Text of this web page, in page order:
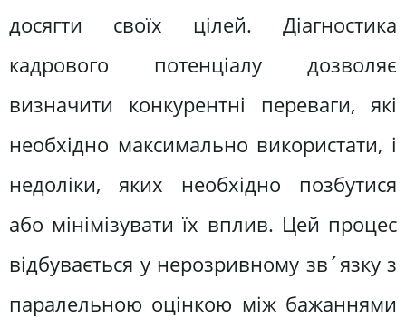
досягти своїх цілей. Діагностика
кадрового потенціалу дозволяє
визначити конкурентні переваги, які
необхідно максимально використати, і
недоліки, яких необхідно позбутися
або мінімізувати їх вплив. Цей процес
відбувається у нерозривному зв´язку з
паралельною оцінкою між бажаннями